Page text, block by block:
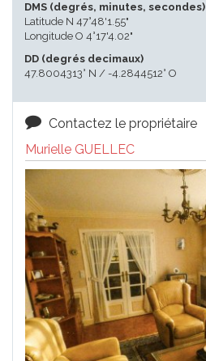
DMS (degrés, minutes, secondes)
Latitude N 47°48'1.55"
Longitude O 4°17'4.02"
DD (degrés decimaux)
47.8004313° N / -4.2844512° O
Contactez le propriétaire
Murielle GUELLEC